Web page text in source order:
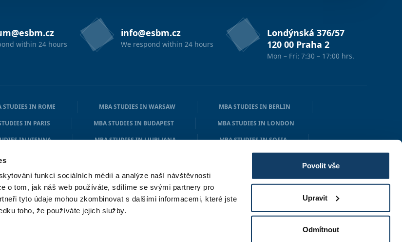
funkcí sociálních médií a analýze naší návštěvnosti
o tom, jak náš web používáte, sdílíme se svými partnery pro
tyto údaje mohou zkombinovat s dalšími informacemi, které jste
toho, že používáte jejich služby.
Povolit vše
Upravit
Odmítnout
within 24 hours
info@esbm.cz
We respond within 24 hours
Londýnská 376/57
120 00 Praha 2
Mon – Fri: 7:30 – 17:00 hrs.
STUDIES IN ROME MBA STUDIES IN WARSAW
MBA STUDIES IN BERLIN
IN PARIS MBA STUDIES IN BUDAPEST
MBA STUDIES IN LONDON
IN VIENNA MBA STUDIES IN LJUBLJANA
MBA STUDIES IN SOFIA
IN ATHENS